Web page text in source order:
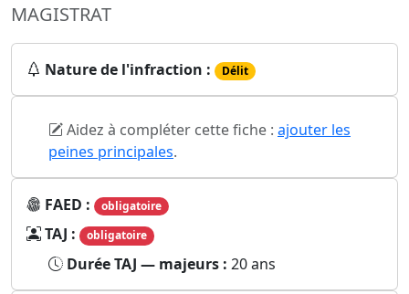
MAGISTRAT
Nature de l'infraction : Délit
Aidez à compléter cette fiche : ajouter les
peines principales.
FAED : obligatoire
TAJ : obligatoire
Durée TAJ — majeurs : 20 ans